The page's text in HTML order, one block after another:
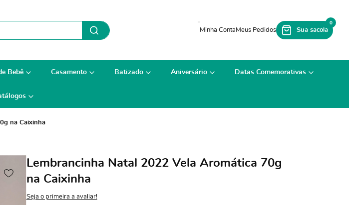
0
Bebê Casamento Batizado Aniversário Datas Comemorativas
na Caixinha
Lembrancinha Natal 2022 Vela Aromática 70g
na Caixinha
Seja o primeira a avaliar!